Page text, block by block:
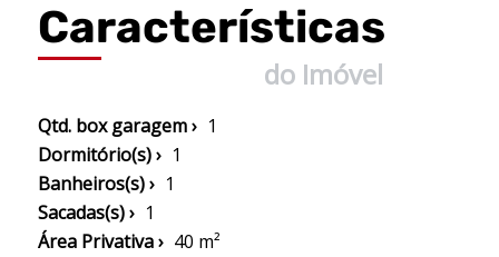
Características
do Imóvel
Qtd. box garagem › 1
Dormitório(s) › 1
Banheiros(s) › 1
Sacadas(s) › 1
Área Privativa › 40 m²